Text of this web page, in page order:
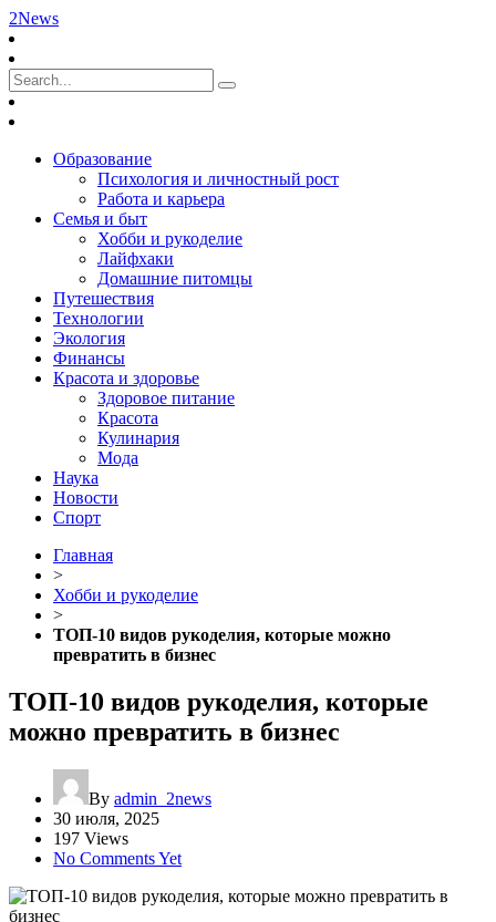
2News
Образование
Психология и личностный рост
Работа и карьера
Семья и быт
Хобби и рукоделие
Лайфхаки
Домашние питомцы
Путешествия
Технологии
Экология
Финансы
Красота и здоровье
Здоровое питание
Красота
Кулинария
Мода
Наука
Новости
Спорт
Главная
>
Хобби и рукоделие
>
ТОП-10 видов рукоделия, которые можно
превратить в бизнес
ТОП-10 видов рукоделия, которые
можно превратить в бизнес
By admin_2news
30 июля, 2025
197 Views
No Comments Yet